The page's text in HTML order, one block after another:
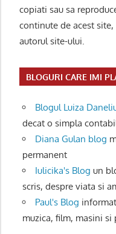
copiati sau sa
continute de acest
autorul site-ului.
BLOGURI CARE IMI
Blogul Luiza
decat o simpla
Diana Gulan blog
permanent
Iulicika's Blog un
scris, despre viata si
Paul's Blog
muzica, film, masini si